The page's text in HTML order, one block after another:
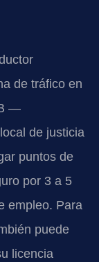
de tráfico en
—
de justicia
puntos de
por 3 a 5
empleo. Para
puede
licencia